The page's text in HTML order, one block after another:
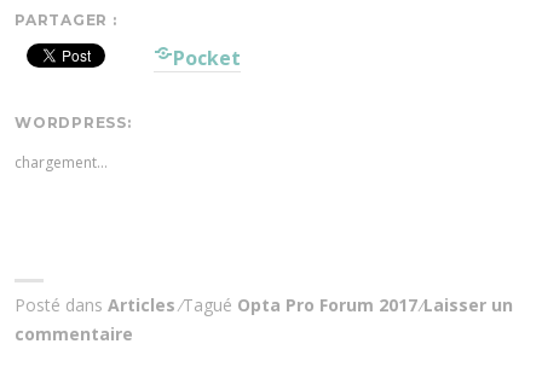
PARTAGER :
Pocket
WORDPRESS:
chargement…
Posté dans Articles Tagué Opta Pro Forum 2017 Laisser un
commentaire